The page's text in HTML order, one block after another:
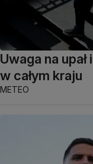
Uwaga na
w całym kraju
METEO